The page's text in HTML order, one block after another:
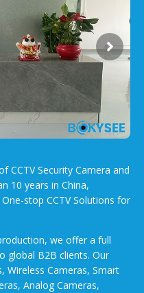
CCTV Security Camera and
10 years in China,
stop CCTV Solutions for
we offer a full
global B2B clients. Our
Wireless Cameras, Smart
Analog Cameras,